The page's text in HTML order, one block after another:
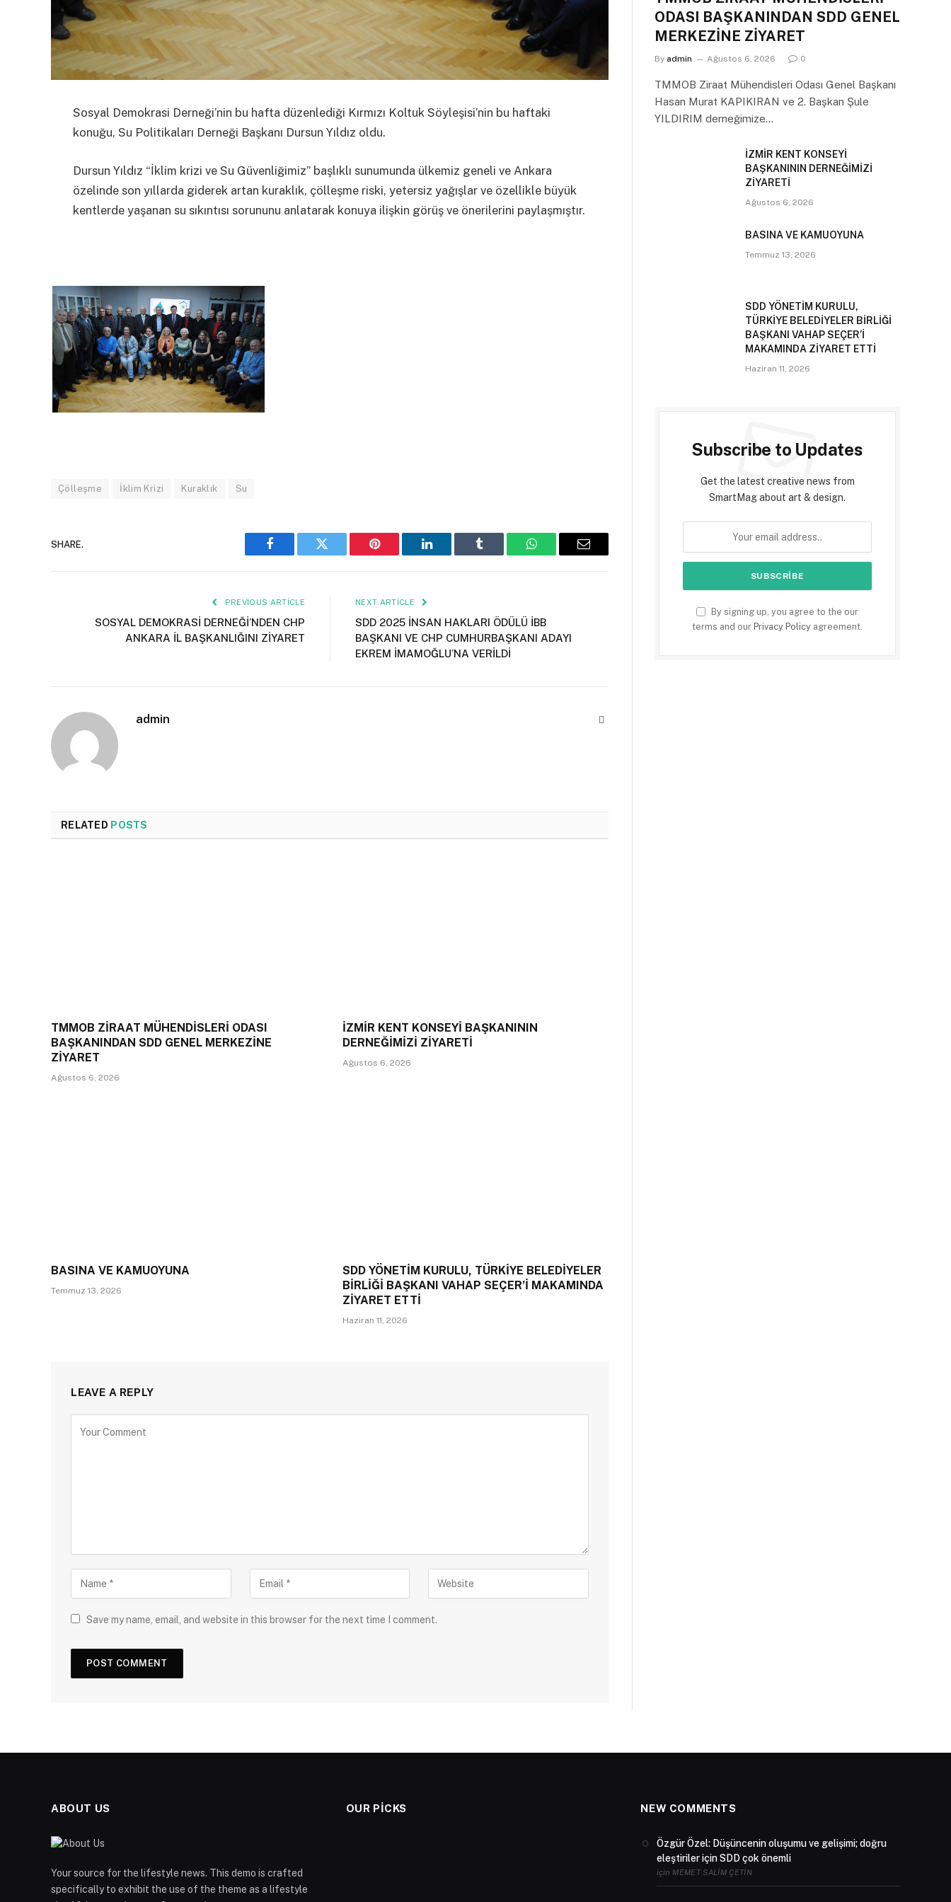
Sosyal Demokrasi Derneği’nin bu hafta düzenlediği Kırmızı Koltuk Söyleşisi’nin bu haftaki
konuğu, Su Politikaları Derneği Başkanı Dursun Yıldız oldu.
Dursun Yıldız “İklim krizi ve Su Güvenliğimiz” başlıklı sunumunda ülkemiz geneli ve Ankara
özelinde son yıllarda giderek artan kuraklık, çölleşme riski, yetersiz yağışlar ve özellikle büyük
kentlerde yaşanan su sıkıntısı sorununu anlatarak konuya ilişkin görüş ve önerilerini paylaşmıştır.
Çölleşme İklim Krizi Kuraklık Su
SHARE.
Facebook Twitter Pinterest LinkedIn Tumblr WhatsAppEmail
PREVIOUS ARTICLE
SOSYAL DEMOKRASİ DERNEĞİ’NDEN CHP
ANKARA İL BAŞKANLIĞINI ZİYARET
NEXT ARTICLE
SDD 2025 İNSAN HAKLARI ÖDÜLÜ İBB
BAŞKANI VE CHP CUMHURBAŞKANI ADAYI
EKREM İMAMOĞLU’NA VERİLDİ
admin
RELATED POSTS
TMMOB ZİRAAT MÜHENDİSLERİ ODASI
BAŞKANINDAN SDD GENEL MERKEZİNE
ZİYARET
Ağustos 6, 2026
İZMİR KENT KONSEYİ BAŞKANININ
DERNEĞİMİZİ ZİYARETİ
Ağustos 6, 2026
BASINA VE KAMUOYUNA
Temmuz 13, 2026
SDD YÖNETİM KURULU, TÜRKİYE BELEDİYELER
BİRLİĞİ BAŞKANI VAHAP SEÇER’İ MAKAMINDA
ZİYARET ETTİ
Haziran 11, 2026
LEAVE A REPLY
Save my name, email, and website in this browser for the next time I comment.
ODASI BAŞKANINDAN SDD GENEL
MERKEZİNE ZİYARET
By admin Ağustos 6, 2026 0
TMMOB Ziraat Mühendisleri Odası Genel Başkanı
Hasan Murat KAPIKIRAN ve 2. Başkan Şule
YILDIRIM derneğimize…
İZMİR KENT KONSEYİ
BAŞKANININ DERNEĞİMİZİ
ZİYARETİ
Ağustos 6, 2026
BASINA VE KAMUOYUNA
Temmuz 13, 2026
SDD YÖNETİM KURULU,
TÜRKİYE BELEDİYELER BİRLİĞİ
BAŞKANI VAHAP SEÇER’İ
MAKAMINDA ZİYARET ETTİ
Haziran 11, 2026
Subscribe to Updates
Get the latest creative news from
SmartMag about art & design.
By signing up, you agree to the our
terms and our Privacy Policy agreement.
ABOUT US
Your source for the lifestyle news. This demo is crafted
specifically to exhibit the use of the theme as a lifestyle
OUR PICKS NEW COMMENTS
Özgür Özel: Düşüncenin oluşumu ve gelişimi; doğru
eleştiriler için SDD çok önemli
için MEMET SALIM ÇETIN